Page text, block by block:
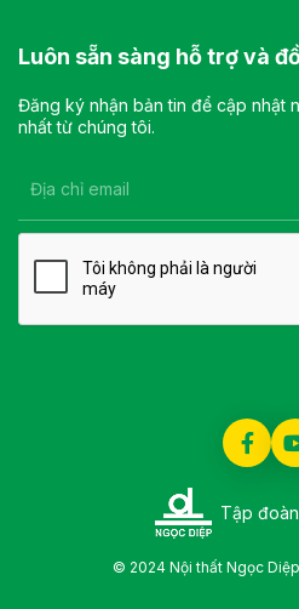
Luôn sẵn sàng hỗ trợ và
Đăng ký nhận bản tin để cập nhật
nhất từ chúng tôi.
Tập
© 2024 Nội thất Ngọc